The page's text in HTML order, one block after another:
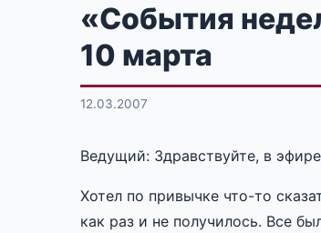
«События
10 марта
12.03.2007
Ведущий: Здравствуйте, в
Хотел по привычке что-то
как раз и не получилось. Все